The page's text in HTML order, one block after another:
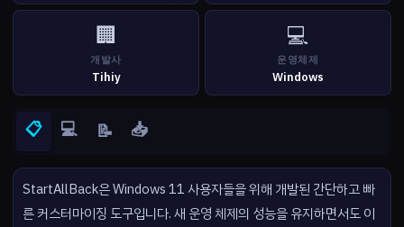
🏢
개발사
Tihiy
💻
운영체제
Windows
📋 💻 📝 📥
StartAllBack은 Windows 11 사용자들을 위해 개발된 간단하고 빠
른 커스터마이징 도구입니다. 새 운영 체제의 성능을 유지하면서도 이